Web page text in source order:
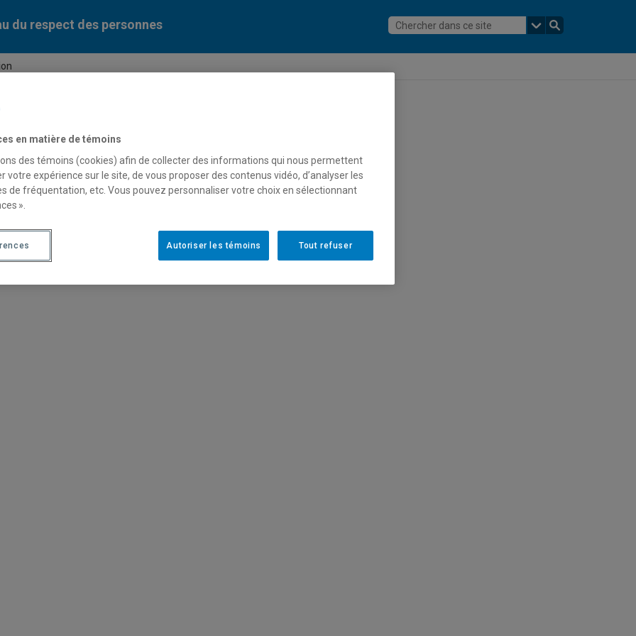
du respect des personnes
en matière de témoins
des témoins (cookies) afin de collecter des informations qui nous permettent
votre expérience sur le site, de vous proposer des contenus vidéo, d’analyser les
de fréquentation, etc. Vous pouvez personnaliser votre choix en sélectionnant
».
Tout refuser
Autoriser les témoins